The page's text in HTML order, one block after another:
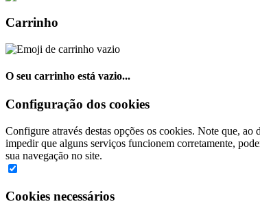
Carrinho
O seu carrinho está vazio...
Configuração dos cookies
Configure através destas opções os cookies. Note que, ao
impedir que alguns serviços funcionem corretamente,
sua navegação no site.
Cookies necessários